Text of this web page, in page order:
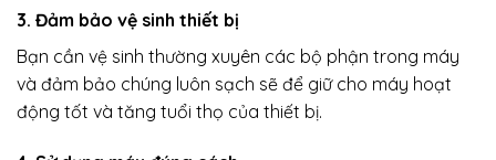
3. Đảm bảo vệ sinh thiết bị
Bạn cần vệ sinh thường xuyên các bộ phận trong máy
và đảm bảo chúng luôn sạch sẽ để giữ cho máy hoạt
động tốt và tăng tuổi thọ của thiết bị.